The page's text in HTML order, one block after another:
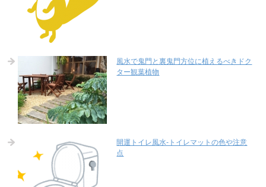
風水で鬼門と裏鬼門方位に植えるべきドク
ター観葉植物
開運トイレ風水-トイレマットの色や注意
点